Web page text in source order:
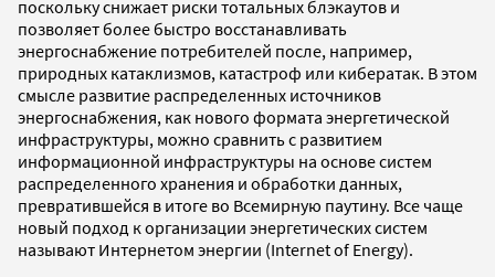
поскольку снижает риски тотальных блэкаутов и
позволяет более быстро восстанавливать
энергоснабжение потребителей после, например,
природных катаклизмов, катастроф или кибератак. В этом
смысле развитие распределенных источников
энергоснабжения, как нового формата энергетической
инфраструктуры, можно сравнить с развитием
информационной инфраструктуры на основе систем
распределенного хранения и обработки данных,
превратившейся в итоге во Всемирную паутину. Все чаще
новый подход к организации энергетических систем
называют Интернетом энергии (Internet of Energy).